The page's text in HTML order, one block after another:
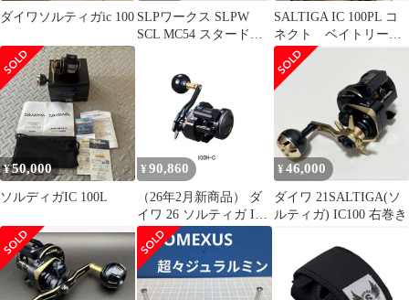
ダイワソルティガic 100 SLPワークス SLPW
SCL MC54 スタードラ
SALTIGA IC 100PL コ
ネクト ベイトリール
4.8ギア比
¥50,000
ソルディガIC 100L
¥ 90,860
（26年2月新商品） ダ
イワ 26 ソルティガ IC
100H-C（右）
¥46,000
ダイワ 21SALTIGA(ソ
ルティガ) IC100 右巻き